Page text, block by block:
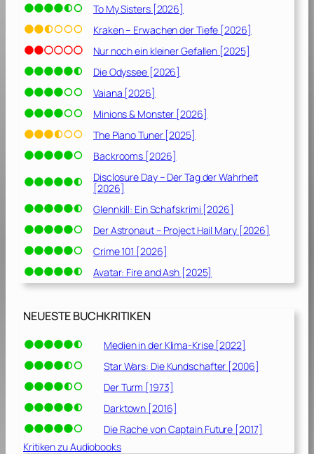
To My Sisters [2026]
Kraken – Erwachen der Tiefe [2026]
Nur noch ein kleiner Gefallen [2025]
Die Odyssee [2026]
Vaiana [2026]
Minions & Monster [2026]
The Piano Tuner [2025]
Backrooms [2026]
Disclosure Day – Der Tag der Wahrheit
[2026]
Glennkill: Ein Schafskrimi [2026]
Der Astronaut – Project Hail Mary [2026]
Crime 101 [2026]
Avatar: Fire and Ash [2025]
NEUESTE BUCHKRITIKEN
Medien in der Klima-Krise [2022]
Star Wars: Die Kundschafter [2006]
Der Turm [1973]
Darktown [2016]
Die Rache von Captain Future [2017]
Kritiken zu Audiobooks